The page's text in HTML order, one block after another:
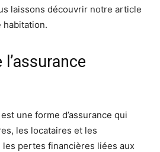
laissons découvrir notre article
habitation.
l’assurance
une forme d’assurance qui
les locataires et les
pertes financières liées aux